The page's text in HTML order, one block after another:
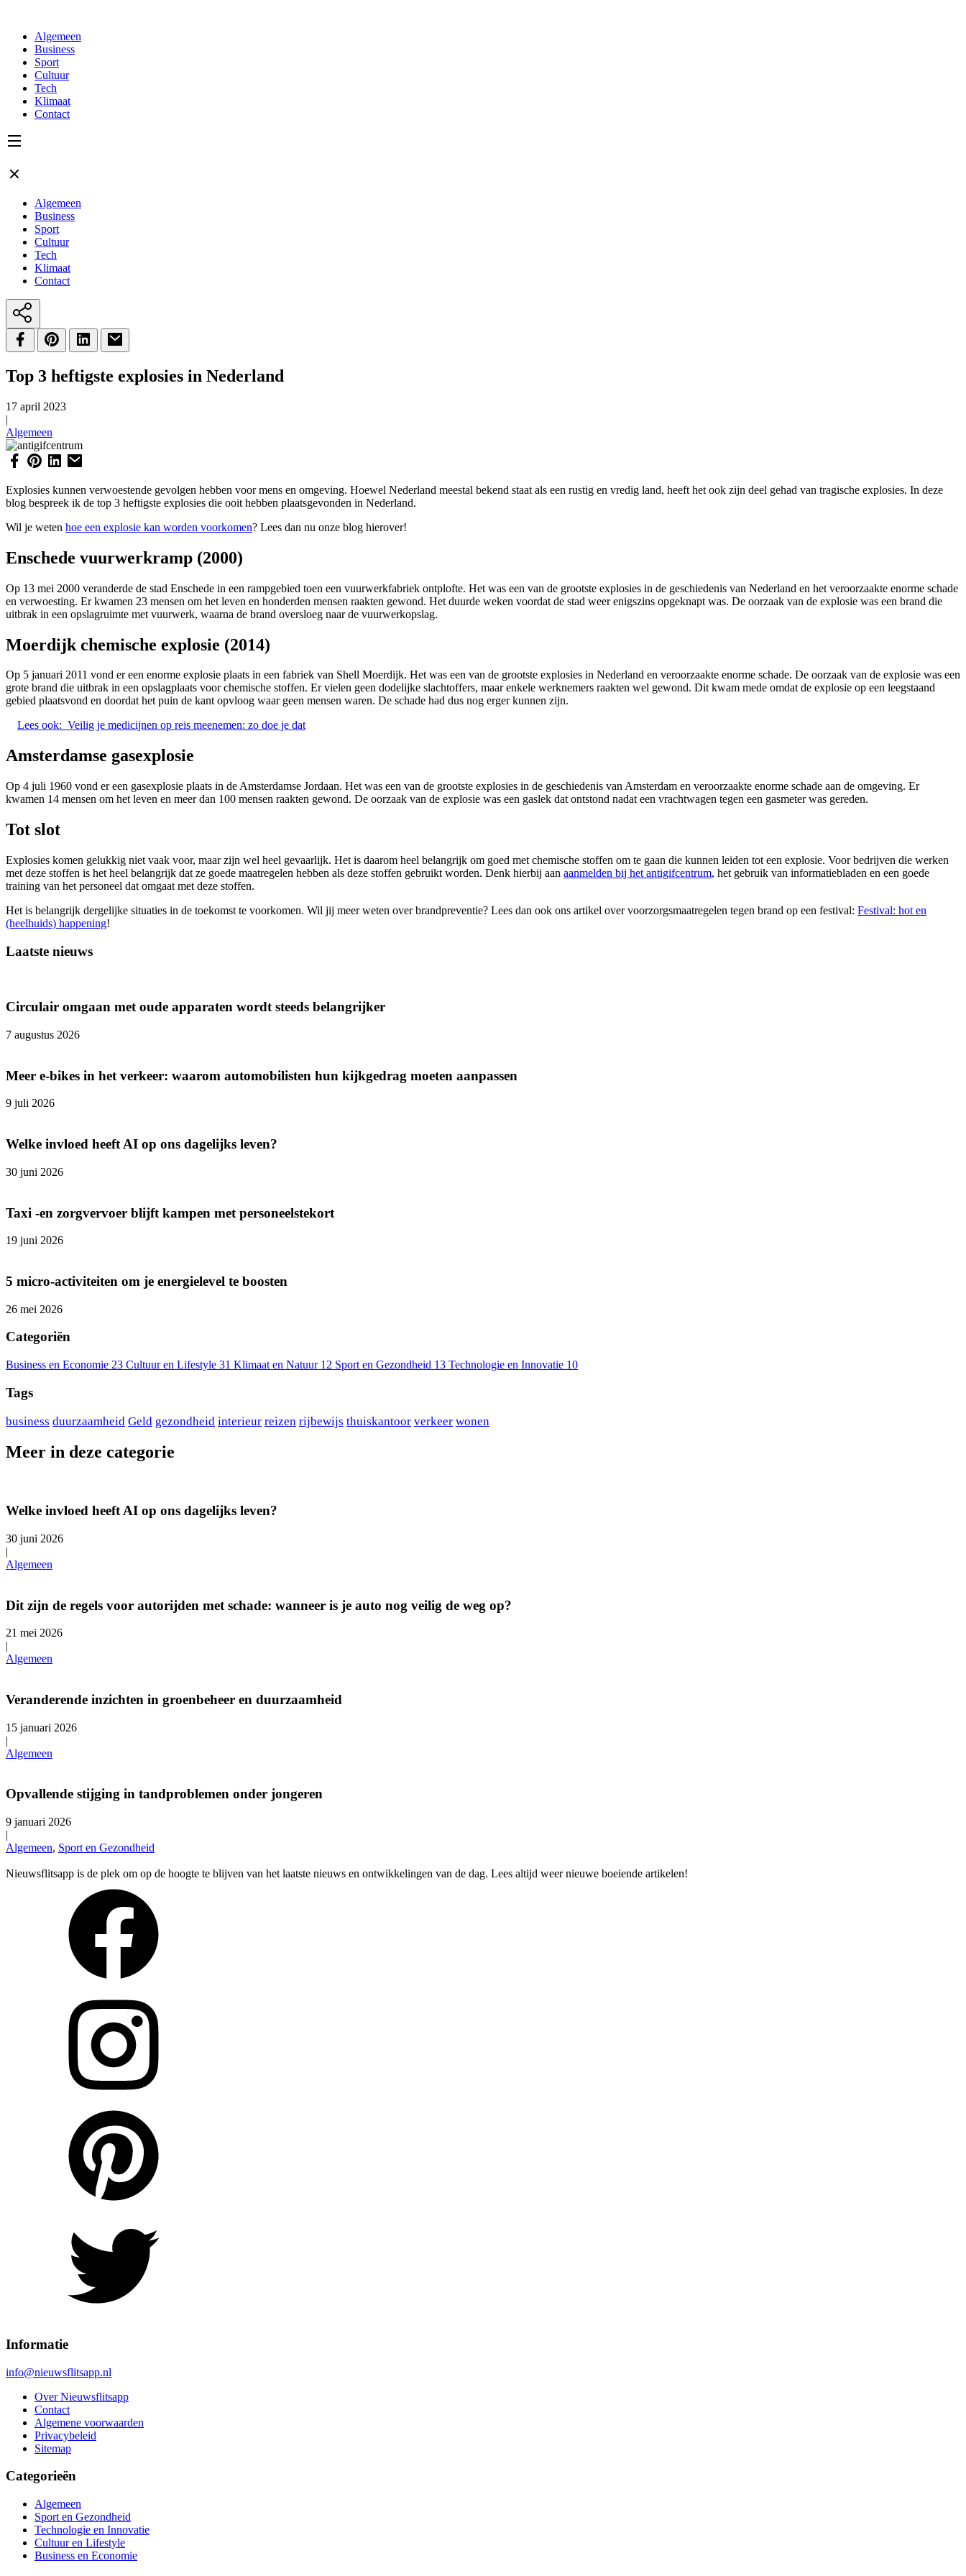
Algemeen
Business
Sport
Cultuur
Tech
Klimaat
Contact
Algemeen
Business
Sport
Cultuur
Tech
Klimaat
Contact
Top 3 heftigste explosies in Nederland
17 april 2023
|
Algemeen
Explosies kunnen verwoestende gevolgen hebben voor mens en omgeving. Hoewel Nederland meestal bekend staat als een rustig en vredig land, heeft het ook zijn deel gehad van tragische explosies. In deze
blog bespreek ik de top 3 heftigste explosies die ooit hebben plaatsgevonden in Nederland.
Wil je weten hoe een explosie kan worden voorkomen? Lees dan nu onze blog hierover!
Enschede vuurwerkramp (2000)
Op 13 mei 2000 veranderde de stad Enschede in een rampgebied toen een vuurwerkfabriek ontplofte. Het was een van de grootste explosies in de geschiedenis van Nederland en het veroorzaakte enorme schade
en verwoesting. Er kwamen 23 mensen om het leven en honderden mensen raakten gewond. Het duurde weken voordat de stad weer enigszins opgeknapt was. De oorzaak van de explosie was een brand die
uitbrak in een opslagruimte met vuurwerk, waarna de brand oversloeg naar de vuurwerkopslag.
Moerdijk chemische explosie (2014)
Op 5 januari 2011 vond er een enorme explosie plaats in een fabriek van Shell Moerdijk. Het was een van de grootste explosies in Nederland en veroorzaakte enorme schade. De oorzaak van de explosie was een
grote brand die uitbrak in een opslagplaats voor chemische stoffen. Er vielen geen dodelijke slachtoffers, maar enkele werknemers raakten wel gewond. Dit kwam mede omdat de explosie op een leegstaand
gebied plaatsvond en doordat het puin de kant opvloog waar geen mensen waren. De schade had dus nog erger kunnen zijn.
Lees ook: Veilig je medicijnen op reis meenemen: zo doe je dat
Amsterdamse gasexplosie
Op 4 juli 1960 vond er een gasexplosie plaats in de Amsterdamse Jordaan. Het was een van de grootste explosies in de geschiedenis van Amsterdam en veroorzaakte enorme schade aan de omgeving. Er
kwamen 14 mensen om het leven en meer dan 100 mensen raakten gewond. De oorzaak van de explosie was een gaslek dat ontstond nadat een vrachtwagen tegen een gasmeter was gereden.
Tot slot
Explosies komen gelukkig niet vaak voor, maar zijn wel heel gevaarlijk. Het is daarom heel belangrijk om goed met chemische stoffen om te gaan die kunnen leiden tot een explosie. Voor bedrijven die werken
met deze stoffen is het heel belangrijk dat ze goede maatregelen hebben als deze stoffen gebruikt worden. Denk hierbij aan aanmelden bij het antigifcentrum, het gebruik van informatiebladen en een goede
training van het personeel dat omgaat met deze stoffen.
Het is belangrijk dergelijke situaties in de toekomst te voorkomen. Wil jij meer weten over brandpreventie? Lees dan ook ons artikel over voorzorgsmaatregelen tegen brand op een festival: Festival: hot en
(heelhuids) happening!
Laatste nieuws
Circulair omgaan met oude apparaten wordt steeds belangrijker
7 augustus 2026
Meer e-bikes in het verkeer: waarom automobilisten hun kijkgedrag moeten aanpassen
9 juli 2026
Welke invloed heeft AI op ons dagelijks leven?
30 juni 2026
Taxi -en zorgvervoer blijft kampen met personeelstekort
19 juni 2026
5 micro-activiteiten om je energielevel te boosten
26 mei 2026
Categoriën
Business en Economie 23 Cultuur en Lifestyle 31 Klimaat en Natuur 12 Sport en Gezondheid 13 Technologie en Innovatie 10
Tags
business duurzaamheid Geld gezondheid interieur reizen rijbewijs thuiskantoor verkeer wonen
Meer in deze categorie
Welke invloed heeft AI op ons dagelijks leven?
30 juni 2026
|
Algemeen
Dit zijn de regels voor autorijden met schade: wanneer is je auto nog veilig de weg op?
21 mei 2026
|
Algemeen
Veranderende inzichten in groenbeheer en duurzaamheid
15 januari 2026
|
Algemeen
Opvallende stijging in tandproblemen onder jongeren
9 januari 2026
|
Algemeen, Sport en Gezondheid
Nieuwsflitsapp is de plek om op de hoogte te blijven van het laatste nieuws en ontwikkelingen van de dag. Lees altijd weer nieuwe boeiende artikelen!
Informatie
info@nieuwsflitsapp.nl
Over Nieuwsflitsapp
Contact
Algemene voorwaarden
Privacybeleid
Sitemap
Categorieën
Algemeen
Sport en Gezondheid
Technologie en Innovatie
Cultuur en Lifestyle
Business en Economie